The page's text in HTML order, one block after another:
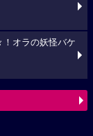
オラの妖怪バケ